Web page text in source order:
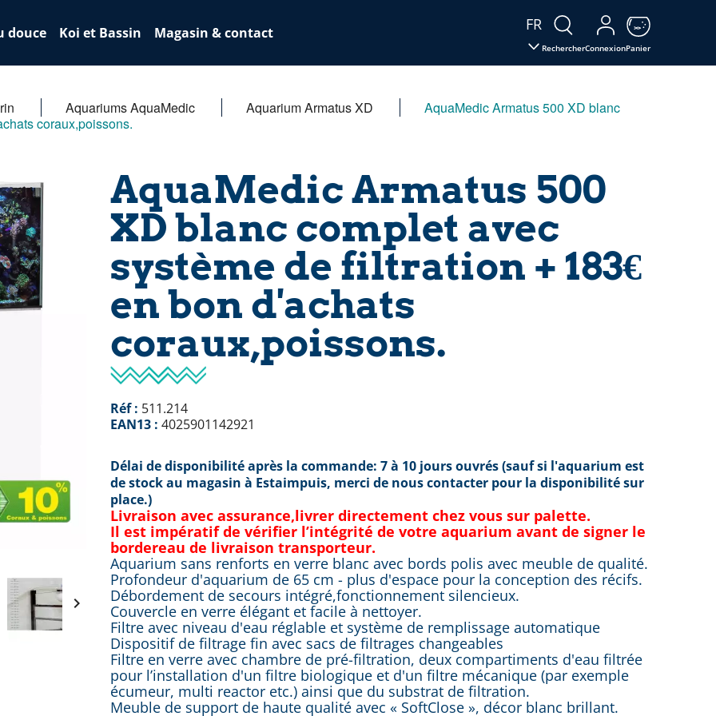
douce Koi et Bassin Magasin & contact FR
RechercherConnexionPanier
Aquariums AquaMedic Aquarium Armatus XD
AquaMedic Armatus 500 XD blanc
coraux,poissons.

AquaMedic Armatus 500
XD blanc complet avec
système de filtration + 183€
en bon d'achats
coraux,poissons.
Réf : 511.214
EAN13 :4025901142921
Délai de disponibilité après la commande: 7 à 10 jours ouvrés (sauf si l'aquarium est
de stock au magasin à Estaimpuis, merci de nous contacter pour la disponibilité sur
place.)
Livraison avec assurance,livrer directement chez vous sur palette.
Il est impératif de vérifier l’intégrité de votre aquarium avant de signer le
bordereau de livraison transporteur.
Aquarium sans renforts en verre blanc avec bords polis avec meuble de qualité.
Profondeur d'aquarium de 65 cm - plus d'espace pour la conception des récifs.
Débordement de secours intégré,fonctionnement silencieux.
Couvercle en verre élégant et facile à nettoyer.
Filtre avec niveau d'eau réglable et système de remplissage automatique
Dispositif de filtrage fin avec sacs de filtrages changeables
Filtre en verre avec chambre de pré-filtration, deux compartiments d'eau filtrée
pour l’installation d'un filtre biologique et d'un filtre mécanique (par exemple
écumeur, multi reactor etc.) ainsi que du substrat de filtration.
Meuble de support de haute qualité avec « SoftClose », décor blanc brillant.